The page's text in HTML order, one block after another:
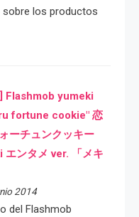
sobre los productos
Flashmob yumeki
fortune cookie" 恋
ーチュンクッキー
エンタメ ver. 「メキ
2014
del Flashmob